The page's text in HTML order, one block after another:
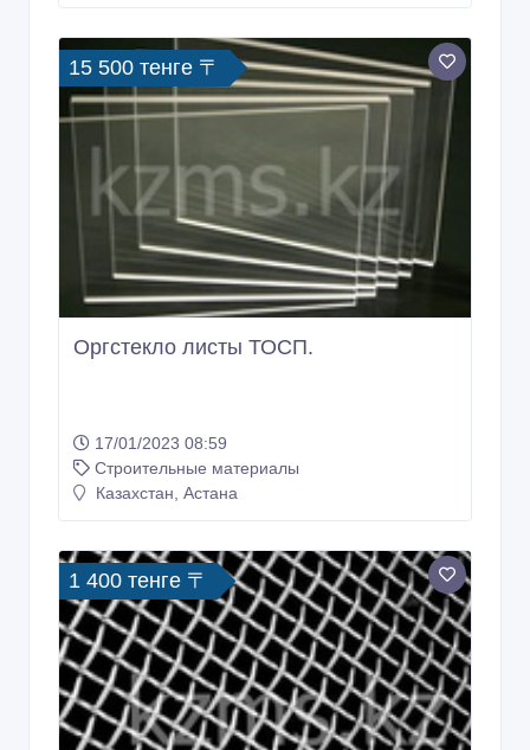
Оргстекло листы ТОСП.
17/01/2023 08:59
Строительные материалы
Казахстан, Астана
1 400 тенге 〒
Сетка тканая бронзовая, сетка тканая
медная, сетка тканая из нержавейки
17/01/2023 08:59
Строительные материалы
Казахстан, Астана